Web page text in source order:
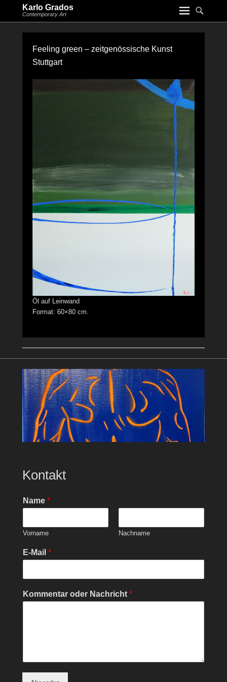
Karlo Grados
Contemporary Art
Feeling green – zeitgenössische Kunst
Stuttgart
Öl auf Leinwand
Format: 60×80 cm.
Kontakt
Name *
Vorname Nachname
E-Mail *
Kommentar oder Nachricht *